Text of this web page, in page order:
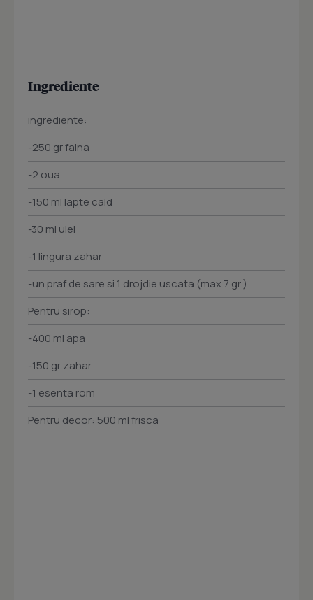
Ingrediente
ingrediente:
-250 gr faina
-2 oua
-150 ml lapte cald
-30 ml ulei
-1 lingura zahar
-un praf de sare si 1 drojdie uscata (max 7 gr )
Pentru sirop:
-400 ml apa
-150 gr zahar
-1 esenta rom
Pentru decor: 500 ml frisca